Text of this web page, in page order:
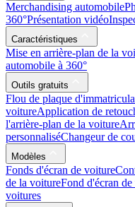
Merchandising automobile
360°Présentation vidéo
Caractéristiques
Mise en arrière-plan de la
automobile à 360°
Outils gratuits
Flou de plaque
voitureApplication de
l'arrière-plan de la voiture
personnaliséChangeur de
Modèles
Fonds d'écran de voiture
de la voitureFond d'écran
voitures